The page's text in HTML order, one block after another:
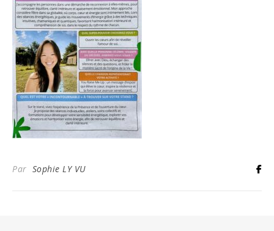
Par Sophie LY VU